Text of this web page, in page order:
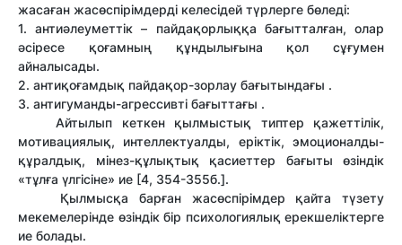
жасаған жасөспірімдерді келесідей түрлерге бөледі:
1. антиәлеуметтік – пайдақорлыққа бағытталған, олар
әсіресе қоғамның құндылығына қол сұғумен
айналысады.
2. антиқоғамдық пайдақор-зорлау бағытындағы .
3. антигуманды-агрессивті бағыттағы .
Айтылып кеткен қылмыстық типтер қажеттілік,
мотивациялық, интеллектуалды, еріктік, эмоционалды-
құралдық, мінез-құлықтық қасиеттер бағыты өзіндік
«тұлға үлгісіне» ие [4, 354-355б.].
Қылмысқа барған жасөспірімдер қайта түзету
мекемелерінде өзіндік бір психологиялық ерекшеліктерге
ие болады.